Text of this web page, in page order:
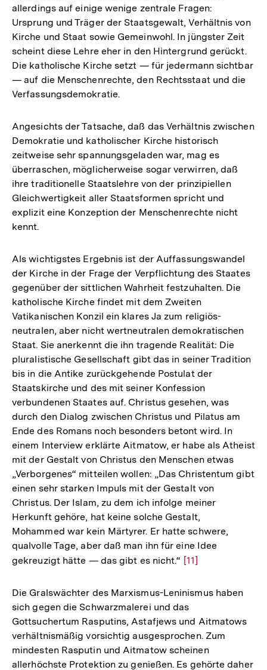
allerdings auf einige wenige zentrale Fragen:
Ursprung und Träger der Staatsgewalt, Verhältnis von
Kirche und Staat sowie Gemeinwohl. In jüngster Zeit
scheint diese Lehre eher in den Hintergrund gerückt.
Die katholische Kirche setzt — für jedermann sichtbar
— auf die Menschenrechte, den Rechtsstaat und die
Verfassungsdemokratie.
Angesichts der Tatsache, daß das Verhältnis zwischen
Demokratie und katholischer Kirche historisch
zeitweise sehr spannungsgeladen war, mag es
überraschen, möglicherweise sogar verwirren, daß
ihre traditionelle Staatslehre von der prinzipiellen
Gleichwertigkeit aller Staatsformen spricht und
explizit eine Konzeption der Menschenrechte nicht
kennt.
Als wichtigstes Ergebnis ist der Auffassungswandel
der Kirche in der Frage der Verpflichtung des Staates
gegenüber der sittlichen Wahrheit festzuhalten. Die
katholische Kirche findet mit dem Zweiten
Vatikanischen Konzil ein klares Ja zum religiös-
neutralen, aber nicht wertneutralen demokratischen
Staat. Sie anerkennt die ihn tragende Realität: Die
pluralistische Gesellschaft gibt das in seiner Tradition
bis in die Antike zurückgehende Postulat der
Staatskirche und des mit seiner Konfession
verbundenen Staates auf. Christus gesehen, was
durch den Dialog zwischen Christus und Pilatus am
Ende des Romans noch besonders betont wird. In
einem Interview erklärte Aitmatow, er habe als Atheist
mit der Gestalt von Christus den Menschen etwas
„Verborgenes“ mitteilen wollen: „Das Christentum gibt
einen sehr starken Impuls mit der Gestalt von
Christus. Der Islam, zu dem ich infolge meiner
Herkunft gehöre, hat keine solche Gestalt,
Mohammed war kein Märtyrer. Er hatte schwere,
qualvolle Tage, aber daß man ihn für eine Idee
gekreuzigt hätte — das gibt es nicht.“ Zur
der
Fußnote
[11]
Die Gralswächter des Marxismus-Leninismus haben
sich gegen die Schwarzmalerei und das
Gottsuchertum Rasputins, Astafjews und Aitmatows
verhältnismäßig vorsichtig ausgesprochen. Zum
mindesten Rasputin und Aitmatow scheinen
allerhöchste Protektion zu genießen. Es gehörte daher